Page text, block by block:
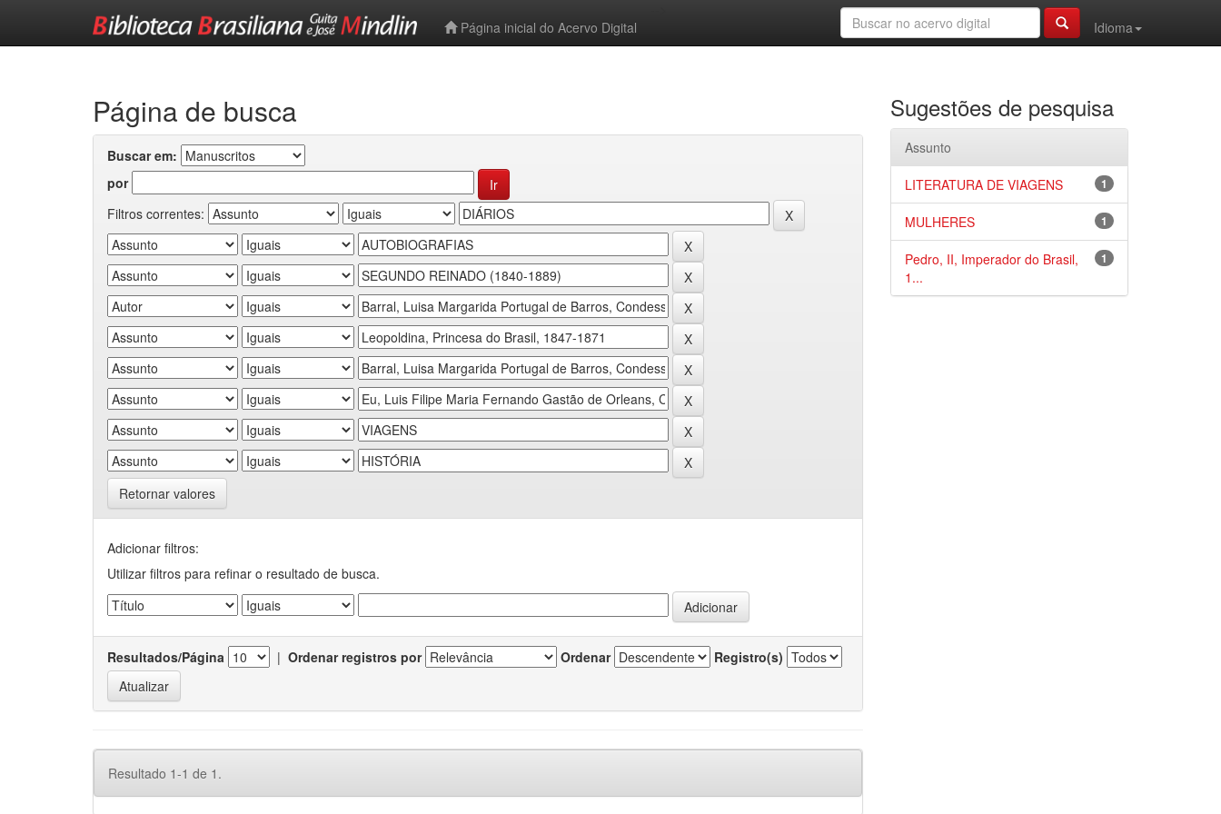
Página inicial do Acervo Digital
Idioma
Página de busca
Buscar em:
por
Filtros correntes:
Retornar valores
Adicionar filtros:
Utilizar filtros para refinar o resultado de busca.
Resultados/Página | Ordenar registros por Ordenar Registro(s)
Resultado 1-1 de 1.
Sugestões de pesquisa
Assunto
1
LITERATURA DE VIAGENS
1
MULHERES
1
Pedro, II, Imperador do Brasil,
1...